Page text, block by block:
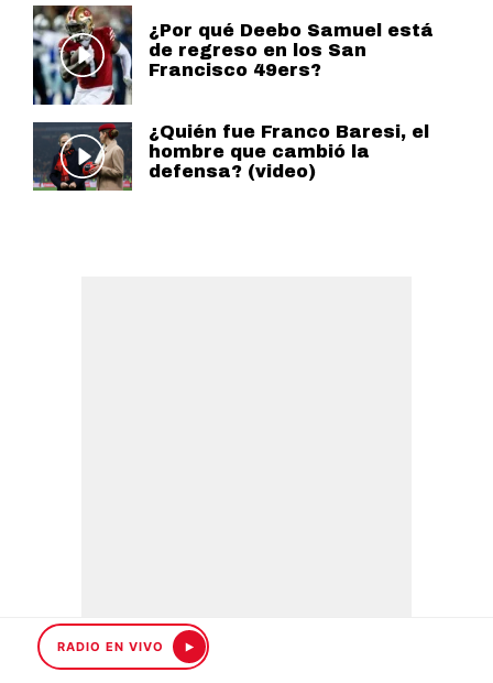
RADIO EN VIVO
¿Por qué Deebo Samuel está
de regreso en los San
Francisco 49ers?
¿Quién fue Franco Baresi, el
hombre que cambió la
defensa? (video)